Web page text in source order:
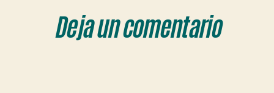
Deja un comentario